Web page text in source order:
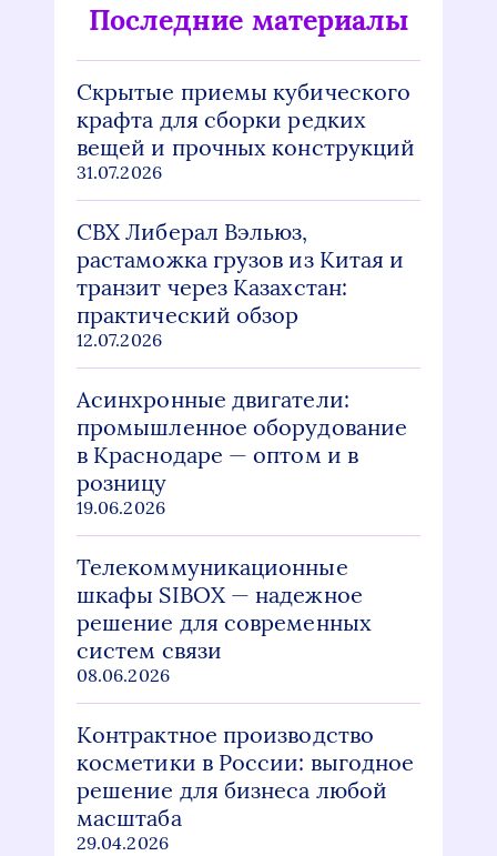
Последние материалы
Скрытые приемы кубического
крафта для сборки редких
вещей и прочных конструкций
31.07.2026
СВХ Либерал Вэльюз,
растаможка грузов из Китая и
транзит через Казахстан:
практический обзор
12.07.2026
Асинхронные двигатели:
промышленное оборудование
в Краснодаре — оптом и в
розницу
19.06.2026
Телекоммуникационные
шкафы SIBOX — надежное
решение для современных
систем связи
08.06.2026
Контрактное производство
косметики в России: выгодное
решение для бизнеса любой
масштаба
29.04.2026